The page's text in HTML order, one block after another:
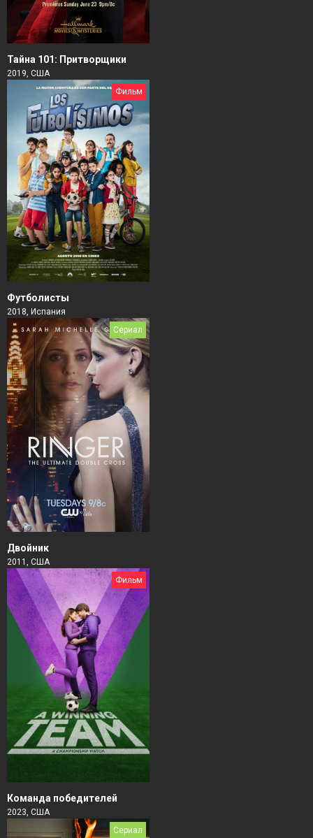
Тайна 101: Притворщики
2019, США
Фильм
Футболисты
2018, Испания
Сериал
Двойник
2011, США
Фильм
Команда победителей
2023, США
Сериал